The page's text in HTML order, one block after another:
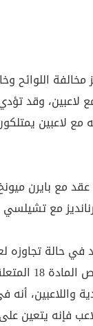
مخالفة اللوائح
مع لاعبين، وقد
مع لاعبين
مع تشيلسي حتى
حالة تجاوزه
صارمة من
واللاعبين،
فإنه يتعين